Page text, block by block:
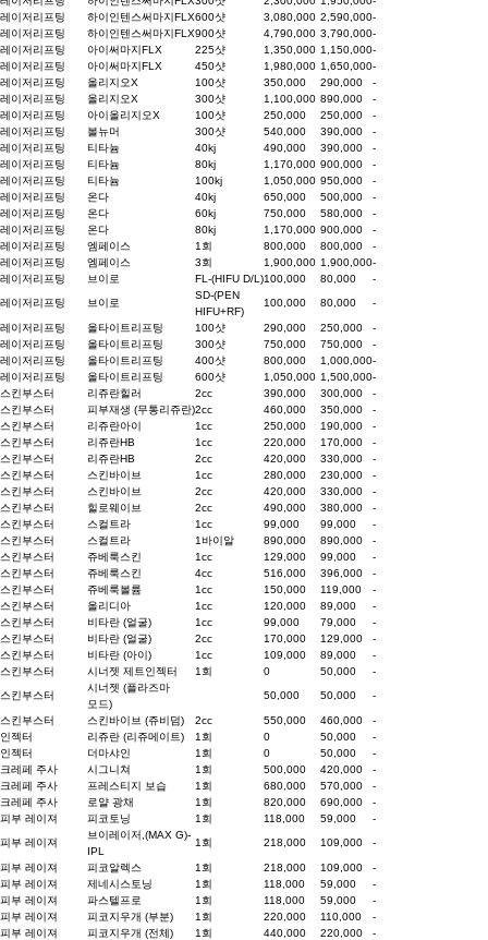
레이저리프팅
하이인텐스써마지FLX600샷 3,080,000 2,590,000-
레이저리프팅
하이인텐스써마지FLX900샷 4,790,000 3,790,000-
레이저리프팅
아이써마지FLX 225샷 1,350,000 1,150,000-
레이저리프팅
아이써마지FLX 450샷 1,980,000 1,650,000-
레이저리프팅
올리지오X 100샷 350,000 290,000
-
레이저리프팅
올리지오X 300샷 1,100,000 890,000
-
레이저리프팅
아이올리지오X 100샷 250,000 250,000
-
레이저리프팅
볼뉴머 300샷 540,000 390,000
-
레이저리프팅
티타늄 40kj 490,000 390,000
-
레이저리프팅
티타늄 80kj 1,170,000 900,000
-
레이저리프팅
티타늄 100kj 1,050,000 950,000
-
레이저리프팅
온다 40kj 650,000 500,000
-
레이저리프팅
온다 60kj 750,000 580,000
-
레이저리프팅
온다 80kj 1,170,000 900,000
-
레이저리프팅
엠페이스 1회 800,000 800,000
-
레이저리프팅
엠페이스 3회 1,900,000 1,900,000-
레이저리프팅
브이로 FL-(HIFU D/L)100,000 80,000
-
레이저리프팅
브이로
SD-(PEN
HIFU+RF)
100,000 80,000 -
레이저리프팅 올타이트리프팅 100샷 290,000 250,000
-
레이저리프팅
올타이트리프팅 300샷 750,000 750,000
-
레이저리프팅
올타이트리프팅 400샷 800,000 1,000,000-
레이저리프팅
올타이트리프팅 600샷 1,050,000 1,500,000-
스킨부스터
리쥬란힐러 2cc 390,000 300,000
-
스킨부스터
피부재생 (무통리쥬란)2cc 460,000 350,000
-
스킨부스터
리쥬란아이 1cc 250,000 190,000
-
스킨부스터
리쥬란HB 1cc 220,000 170,000
-
스킨부스터
리쥬란HB 2cc 420,000 330,000
-
스킨부스터
스킨바이브 1cc 280,000 230,000
-
스킨부스터
스킨바이브 2cc 420,000 330,000
-
스킨부스터
힐로웨이브 2cc 490,000 380,000
-
스킨부스터
스컬트라 1cc 99,000 99,000
-
스킨부스터
스컬트라 1바이알 890,000 890,000
-
스킨부스터
쥬베룩스킨 1cc 129,000 99,000
-
스킨부스터
쥬베룩스킨 4cc 516,000 396,000
-
스킨부스터
쥬베룩볼륨 1cc 150,000 119,000
-
스킨부스터
올리디아 1cc 120,000 89,000
-
스킨부스터
비타란 (얼굴) 1cc 99,000 79,000
-
스킨부스터
비타란 (얼굴) 2cc 170,000 129,000
-
스킨부스터
비타란 (아이) 1cc 109,000 89,000
-
스킨부스터
시너젯 제트인젝터 1회 0 50,000
-
스킨부스터
시너젯 (플라즈마
모드)
50,000 50,000 -
스킨부스터 스킨바이브 (쥬비덤) 2cc 550,000 460,000
-
인젝터
리쥬란 (리쥬메이트) 1회 0 50,000
-
인젝터
더마샤인 1회 0 50,000
-
크레페 주사
시그니쳐 1회 500,000 420,000
-
크레페 주사
프레스티지 보습 1회 680,000 570,000
-
크레페 주사
로얄 광채 1회 820,000 690,000
-
피부 레이져
피코토닝 1회 118,000 59,000
-
피부 레이져
브이레이저,(MAX G)-
IPL
1회 218,000 109,000 -
피부 레이져 피코알렉스 1회 218,000 109,000
-
피부 레이져
제네시스토닝 1회 118,000 59,000
-
피부 레이져
파스텔프로 1회 118,000 59,000
-
피부 레이져
피코지우개 (부분) 1회 220,000 110,000
-
피부 레이져
피코지우개 (전체) 1회 440,000 220,000
-